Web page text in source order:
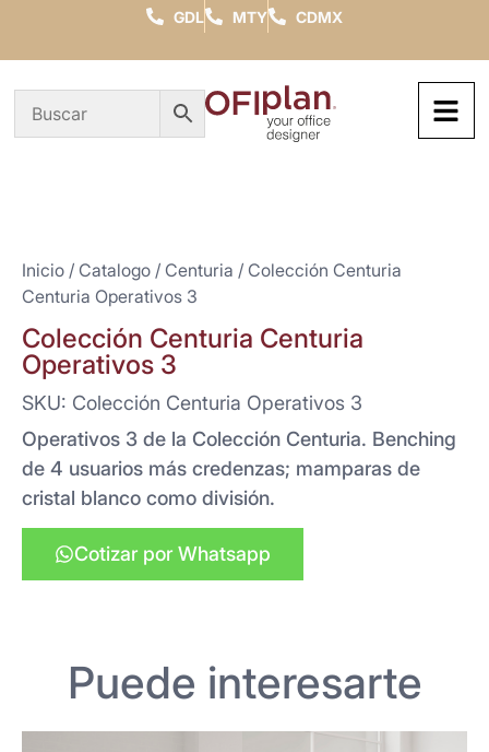
GDL MTY CDMX
Inicio / Catalogo / Centuria / Colección Centuria
Centuria Operativos 3
Colección Centuria Centuria
Operativos 3
SKU: Colección Centuria Operativos 3
Operativos 3 de la Colección Centuria. Benching
de 4 usuarios más credenzas; mamparas de
cristal blanco como división.
Cotizar por Whatsapp
Puede interesarte